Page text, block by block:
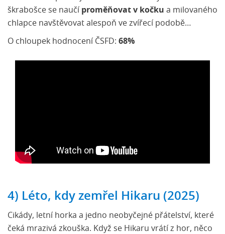
škrabošce se naučí proměňovat v kočku a milovaného
chlapce navštěvovat alespoň ve zvířecí podobě…
O chloupek hodnocení ČSFD: 68%
4) Léto, kdy zemřel Hikaru (2025)
Cikády, letní horka a jedno neobyčejné přátelství, které
čeká mrazivá zkouška. Když se Hikaru vrátí z hor, něco